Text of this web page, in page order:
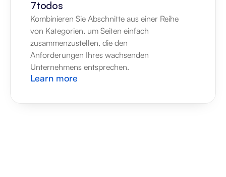
7todos
Kombinieren Sie Abschnitte aus einer Reihe
von Kategorien, um Seiten einfach
zusammenzustellen, die den
Anforderungen Ihres wachsenden
Unternehmens entsprechen.
Learn more